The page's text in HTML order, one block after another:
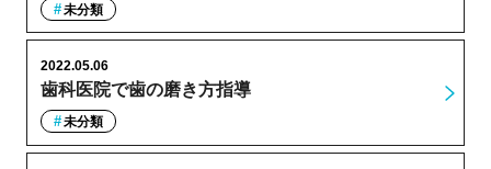
未分類
歯科医院で歯の磨き方指導
2022.05.06
未分類